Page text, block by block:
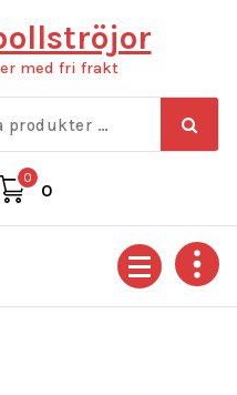
med fri frakt
0
0